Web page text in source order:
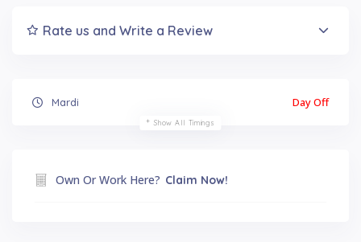
Rate us and Write a Review
Mardi Day Off
Show All Timings
Own Or Work Here? Claim Now!